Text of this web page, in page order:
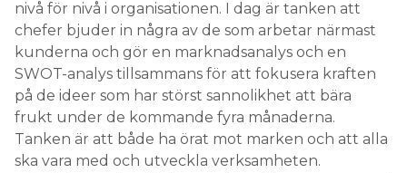
nivå för nivå i organisationen. I dag är tanken att
chefer bjuder in några av de som arbetar närmast
kunderna och gör en marknadsanalys och en
SWOT-analys tillsammans för att fokusera kraften
på de ideer som har störst sannolikhet att bära
frukt under de kommande fyra månaderna.
Tanken är att både ha örat mot marken och att alla
ska vara med och utveckla verksamheten.